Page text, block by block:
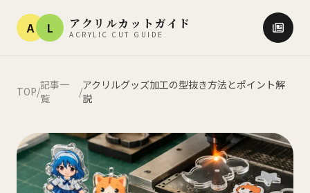
A L アクリルカットガイド
ACRYLIC CUT GUIDE
TOP/記事一
覧
/アクリルグッズ加工の型抜き方法とポイント解
説